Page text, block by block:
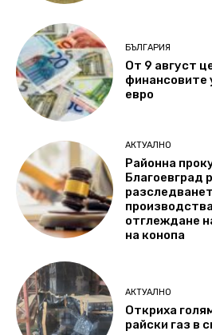
БЪЛГАРИЯ
От 9 август
финансовите
евро
АКТУАЛНО
Районна
Благоевград
отглеждане
на конопа
АКТУАЛНО
Откриха
райски газ в